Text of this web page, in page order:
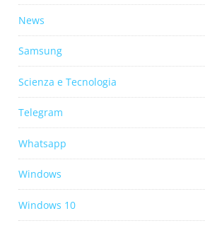
News
Samsung
Scienza e Tecnologia
Telegram
Whatsapp
Windows
Windows 10